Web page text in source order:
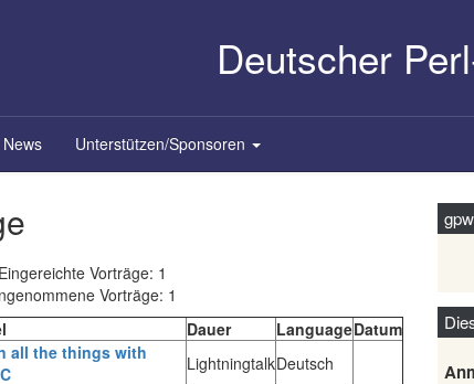
Deutscher
News Unterstützen/Sponsoren
Eingereichte Vorträge: 1
Vorträge: 1
Dauer LanguageDatum
all the things with
LightningtalkDeutsch